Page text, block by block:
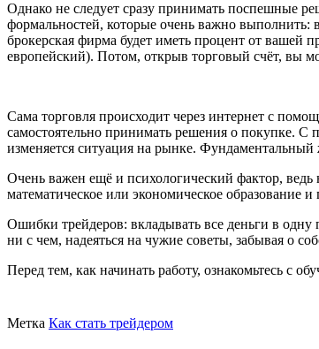
Однако не следует сразу принимать поспешные
формальностей, которые очень важно выполнить:
брокерская фирма будет иметь процент от вашей
европейский). Потом, открыв торговый счёт, вы
Сама торговля происходит через интернет с
самостоятельно принимать решения о покупке. С
изменяется ситуация на рынке.
Очень важен ещё и психологический фактор,
математическое или экономическое образование
Ошибки трейдеров: вкладывать все деньги в одну
ни с чем, надеяться на чужие советы, забывая о
Перед тем, как начинать работу, ознакомьтесь с
Метка Как стать трейдером